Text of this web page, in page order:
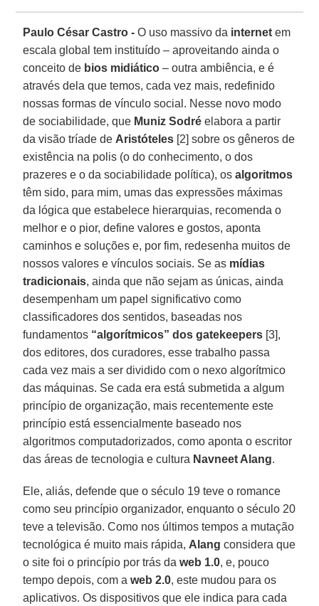
Paulo César Castro - O uso massivo da internet em
escala global tem instituído – aproveitando ainda o
conceito de bios midiático – outra ambiência, e é
através dela que temos, cada vez mais, redefinido
nossas formas de vínculo social. Nesse novo modo
de sociabilidade, que Muniz Sodré elabora a partir
da visão tríade de Aristóteles [2] sobre os gêneros de
existência na polis (o do conhecimento, o dos
prazeres e o da sociabilidade política), osalgoritmos
têm sido, para mim, umas das expressões máximas
da lógica que estabelece hierarquias, recomenda o
melhor e o pior, define valores e gostos, aponta
caminhos e soluções e, por fim, redesenha muitos de
nossos valores e vínculos sociais. Se as mídias
tradicionais, ainda que não sejam as únicas, ainda
desempenham um papel significativo como
classificadores dos sentidos, baseadas nos
fundamentos “algorítmicos” dos gatekeepers [3],
dos editores, dos curadores, esse trabalho passa
cada vez mais a ser dividido com o nexo algorítmico
das máquinas. Se cada era está submetida a algum
princípio de organização, mais recentemente este
princípio está essencialmente baseado nos
algoritmos computadorizados, como aponta o escritor
das áreas de tecnologia e cultura Navneet Alang.
Ele, aliás, defende que o século 19 teve o romance
como seu princípio organizador, enquanto o século 20
teve a televisão. Como nos últimos tempos a mutação
tecnológica é muito mais rápida, Alang considera que
o site foi o princípio por trás daweb 1.0, e, pouco
tempo depois, com aweb 2.0, este mudou para os
aplicativos. Os dispositivos que ele indica para cada